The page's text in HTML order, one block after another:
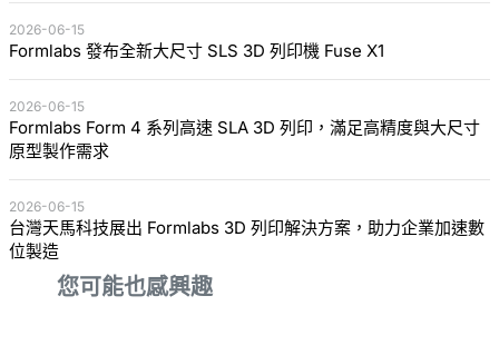
2026-06-15
Formlabs 發布全新大尺寸 SLS 3D 列印機 Fuse X1
2026-06-15
Formlabs Form 4 系列高速 SLA 3D 列印，滿足高精度與大尺寸
原型製作需求
2026-06-15
台灣天馬科技展出 Formlabs 3D 列印解決方案，助力企業加速數
位製造
您可能也感興趣